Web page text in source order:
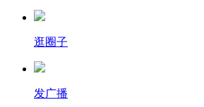
逛圈子
发广播